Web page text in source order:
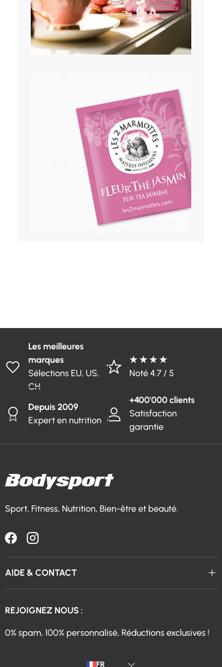
Les meilleures
marques
Sélections EU, US,
CH
★ ★ ★ ★
Noté 4.7 / 5
Depuis 2009
Expert en nutrition
+400'000 clients
Satisfaction
garantie
Sport, Fitness, Nutrition, Bien-être et beauté.
FacebookInstagram
AIDE & CONTACT
REJOIGNEZ NOUS :
0% spam, 100% personnalisé, Réductions exclusives !
FR